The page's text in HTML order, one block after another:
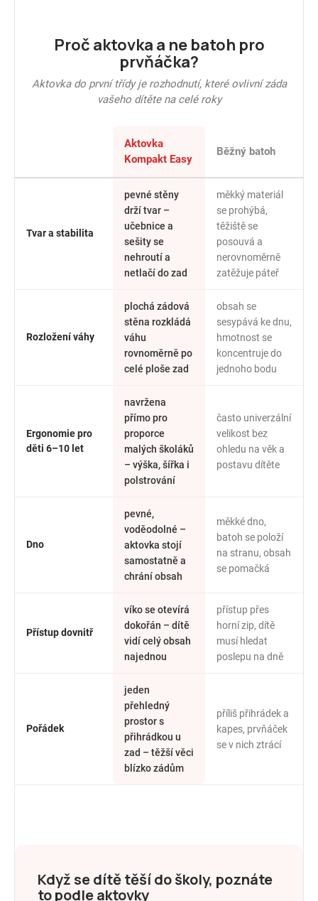
Proč aktovka a ne batoh pro
prvňáčka?
Aktovka do první třídy je rozhodnutí, které ovlivní záda
vašeho dítěte na celé roky
Aktovka
Kompakt Easy
Běžný batoh
Tvar a stabilita
pevné stěny
drží tvar –
učebnice a
sešity se
nehroutí a
netlačí do zad
měkký materiál
se prohýbá,
těžiště se
posouvá a
nerovnoměrně
zatěžuje páteř
Rozložení váhy
plochá zádová
stěna rozkládá
váhu
rovnoměrně po
celé ploše zad
obsah se
sesypává ke dnu,
hmotnost se
koncentruje do
jednoho bodu
Ergonomie pro
děti 6–10 let
navržena
přímo pro
proporce
malých školáků
– výška, šířka i
polstrování
často univerzální
velikost bez
ohledu na věk a
postavu dítěte
Dno
pevné,
voděodolné –
aktovka stojí
samostatně a
chrání obsah
měkké dno,
batoh se položí
na stranu, obsah
se pomačká
Přístup dovnitř
víko se otevírá
dokořán – dítě
vidí celý obsah
najednou
přístup přes
horní zip, dítě
musí hledat
poslepu na dně
Pořádek
jeden
přehledný
prostor s
přihrádkou u
zad – těžší věci
blízko zádům
příliš přihrádek a
kapes, prvňáček
se v nich ztrácí
Když se dítě těší do školy, poznáte
to podle aktovky